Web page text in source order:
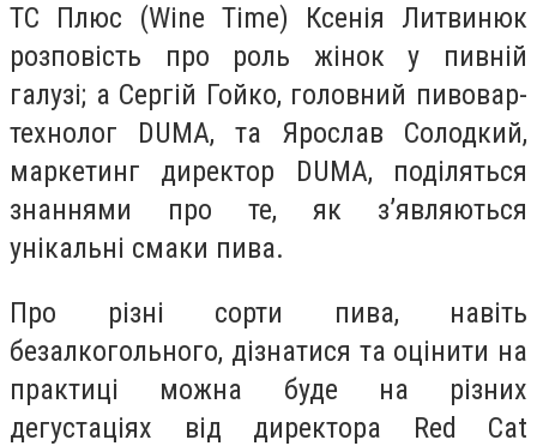
ТС Плюс (Wine Time) Ксенія Литвинюк
розповість про роль жінок у пивній
галузі; а Сергій Гойко, головний пивовар-
технолог DUMA, та Ярослав Солодкий,
маркетинг директор DUMA, поділяться
знаннями про те, як з’являються
унікальні смаки пива.
Про різні сорти пива, навіть
безалкогольного, дізнатися та оцінити на
практиці можна буде на різних
дегустаціях від директора Red Cat